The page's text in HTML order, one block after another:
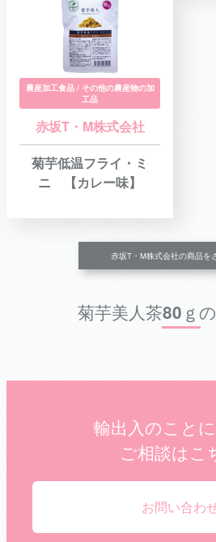
農産加工食品 / その他の農産物の加
工品
赤坂T・M株式会社
菊芋低温フライ・ミ
ニ 【カレー味】
赤坂T・M株式会社の商品を
菊芋美人茶80ｇ
輸出入のこと
ご相談はこ
お問い合わ